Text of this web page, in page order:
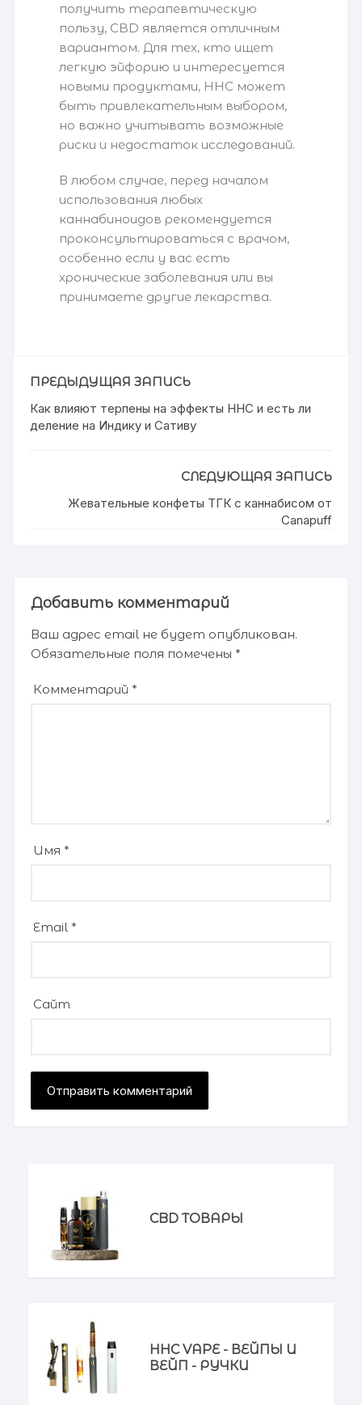
получить терапевтическую
пользу, CBD является отличным
вариантом. Для тех, кто ищет
легкую эйфорию и интересуется
новыми продуктами, HHC может
быть привлекательным выбором,
но важно учитывать возможные
риски и недостаток исследований.
В любом случае, перед началом
использования любых
каннабиноидов рекомендуется
проконсультироваться с врачом,
особенно если у вас есть
хронические заболевания или вы
принимаете другие лекарства.
ПРЕДЫДУЩАЯ ЗАПИСЬ
Как влияют терпены на эффекты HHC и есть ли
деление на Индику и Сативу
СЛЕДУЮЩАЯ ЗАПИСЬ
Жевательные конфеты ТГК с каннабисом от
Canapuff
Добавить комментарий
Ваш адрес email не будет опубликован.
Обязательные поля помечены*
Комментарий*
Имя*
Email*
Сайт
CBD ТОВАРЫ
HHC VAPE - ВЕЙПЫ И
ВЕЙП - РУЧКИ